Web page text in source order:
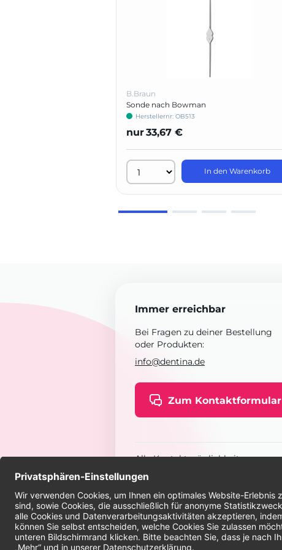
B.Braun
Sonde nach Bowman
Herstellernr: OB513
nur33,67 €
In den Warenkorb
Immer erreichbar
Bei Fragen zu deiner Bestellung
oder Produkten:
info@dentina.de
Zum Kontaktformular
Alle Kontaktmöglichkeiten